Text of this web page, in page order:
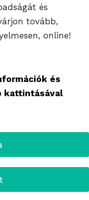
és
tovább,
online!
és
kattintásával